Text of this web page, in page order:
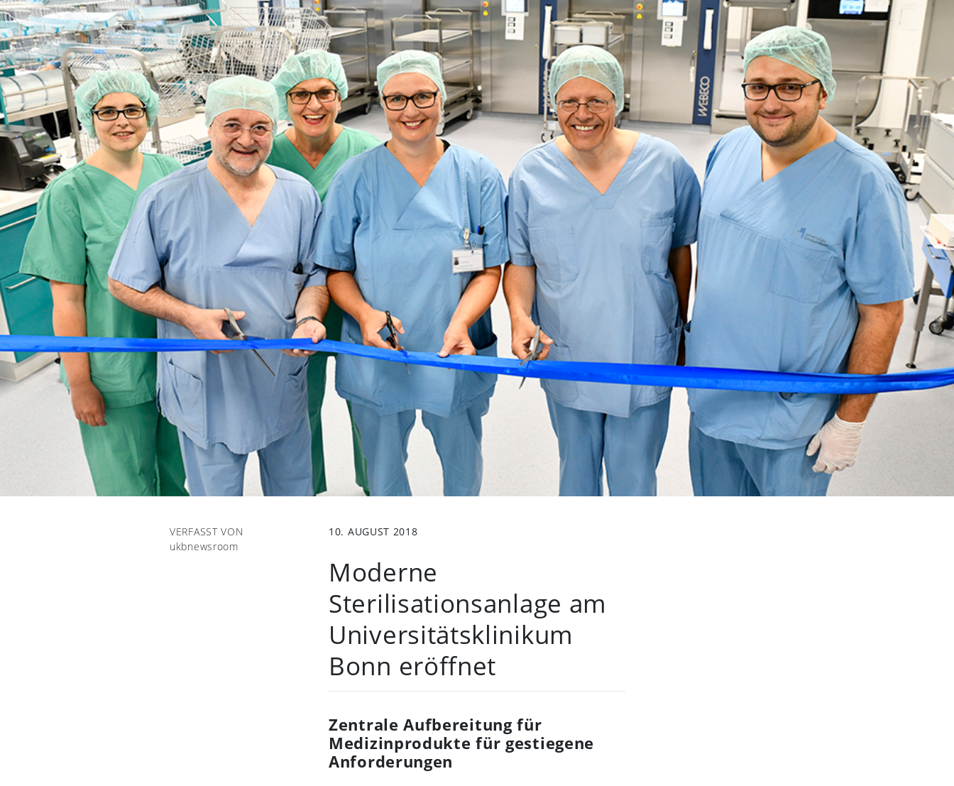
VERFASST VON
ukbnewsroom
10. AUGUST 2018
Moderne
Sterilisationsanlage am
Universitätsklinikum
Bonn eröffnet
Zentrale Aufbereitung für
Medizinprodukte für gestiegene
Anforderungen